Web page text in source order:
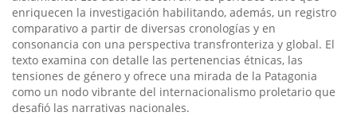
enriquecen la investigación habilitando, además, un registro
comparativo a partir de diversas cronologías y en
consonancia con una perspectiva transfronteriza y global. El
texto examina con detalle las pertenencias étnicas, las
tensiones de género y ofrece una mirada de la Patagonia
como un nodo vibrante del internacionalismo proletario que
desafió las narrativas nacionales.